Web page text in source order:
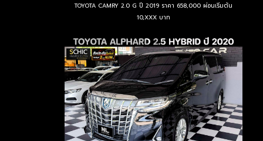
TOYOTA CAMRY 2.0 G ปี 2019 ราคา 658,000 ผ่อนเริ่มต้น
10,XXX บาท